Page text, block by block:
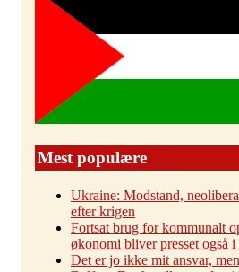
Mest populære
Ukraine: Modstand,
efter krigen
Fortsat brug for kommunalt
økonomi bliver presset også i
Det er jo ikke mit ansvar,